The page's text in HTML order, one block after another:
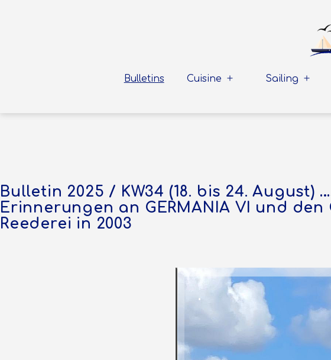
Bulletins Cuisine
Menü
Sailing
Menü
Bulletin 2025 / KW34 (18. bis 24. August)
Erinnerungen an GERMANIA VI und den
Reederei in 2003